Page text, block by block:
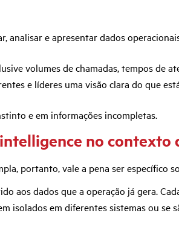
analisar e apresentar dados
volumes de chamadas, tempos de
e líderes uma visão clara do que
e em informações incompletas.
no contexto
portanto, vale a pena ser específico
aos dados que a operação já gera.
isolados em diferentes sistemas ou